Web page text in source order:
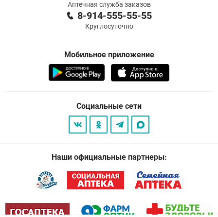
Аптечная служба заказов
8-914-555-55-55
Круглосуточно
Мобильное приложение
Социальные сети
Наши официальные партнеры: